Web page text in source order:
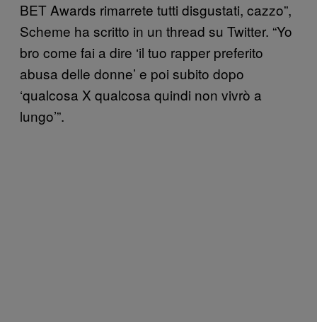
BET Awards rimarrete tutti disgustati, cazzo”,
Scheme ha scritto in un thread su Twitter. “Yo
bro come fai a dire ‘il tuo rapper preferito
abusa delle donne’ e poi subito dopo
‘qualcosa X qualcosa quindi non vivrò a
lungo’”.